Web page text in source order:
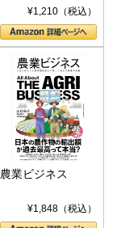
ト S 039)¥1,210（税込）
農業ビジネス
¥1,848（税込）